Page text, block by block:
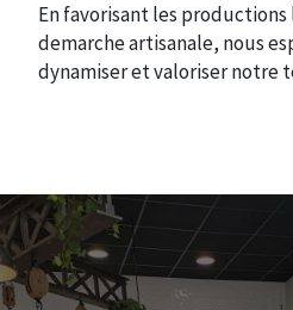
En favorisant les
demarche artisanale, nous
dynamiser et valoriser notre